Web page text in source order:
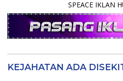
SPEACE IKLAN
KEJAHATAN ADA